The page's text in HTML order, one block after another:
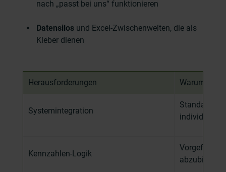
nach „passt bei uns“ funktionieren
Datensilos und Excel-Zwischenwelten, die als
Kleber dienen
Herausforderungen Warum
Systemintegration
individuelle
Kennzahlen-Logik
abzubilden.